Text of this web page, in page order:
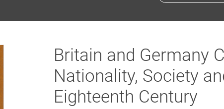
Britain and Germany
Nationality, Society
Eighteenth Century